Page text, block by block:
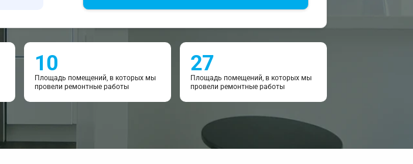
10
Площадь помещений, в которых мы
провели ремонтные работы
27
Площадь помещений, в которых мы
провели ремонтные работы